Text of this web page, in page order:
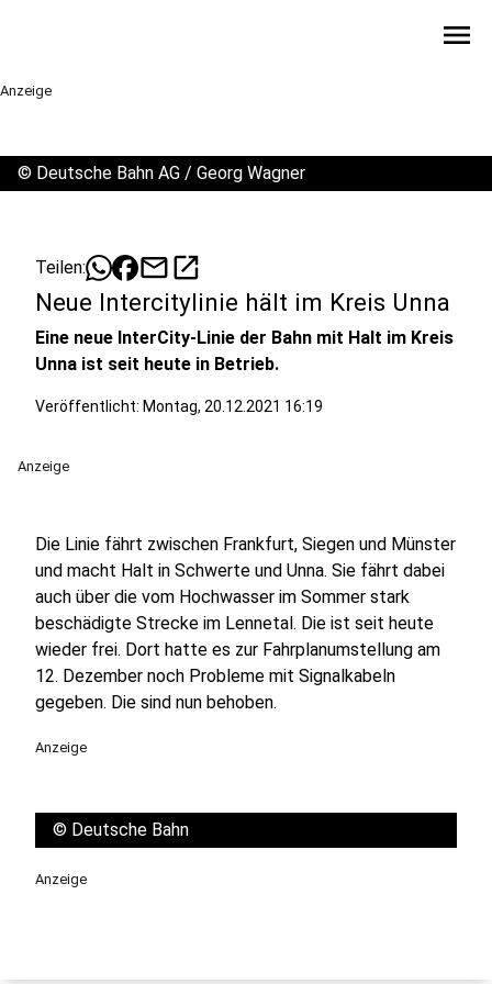
menu
Anzeige
© Deutsche Bahn AG / Georg Wagner
Teilen: mailopen_in_new
Neue Intercitylinie hält im Kreis Unna
Eine neue InterCity-Linie der Bahn mit Halt im Kreis
Unna ist seit heute in Betrieb.
Veröffentlicht: Montag, 20.12.2021 16:19
Anzeige
Die Linie fährt zwischen Frankfurt, Siegen und Münster
und macht Halt in Schwerte und Unna. Sie fährt dabei
auch über die vom Hochwasser im Sommer stark
beschädigte Strecke im Lennetal. Die ist seit heute
wieder frei. Dort hatte es zur Fahrplanumstellung am
12. Dezember noch Probleme mit Signalkabeln
gegeben. Die sind nun behoben.
Anzeige
© Deutsche Bahn
Anzeige